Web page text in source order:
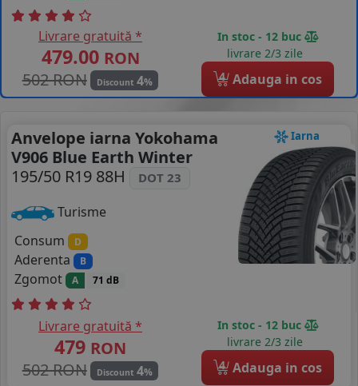
Livrare gratuită *
479.00 RON
502 RON
Discount 4%
In stoc - 12 buc
livrare 2/3 zile
4 Adauga in cos
Iarna
Anvelope iarna Yokohama
V906 Blue Earth Winter
195/50 R19 88H
DOT 23
Turisme
Consum
D
Aderenta B
Zgomot A 71 dB
Livrare gratuită *
479 RON
502 RON
Discount 4%
In stoc - 12 buc
livrare 2/3 zile
4 Adauga in cos